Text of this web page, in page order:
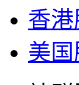
香
美